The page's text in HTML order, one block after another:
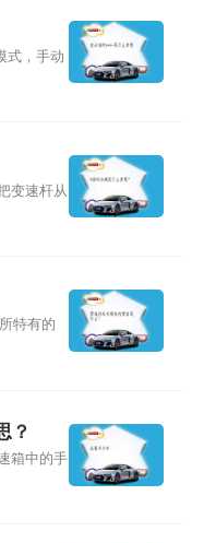
式，手动
变速杆从
特有的
？
箱中的手